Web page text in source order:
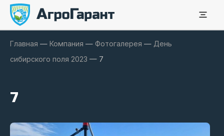
Главная — Компания — Фотогалерея — День
сибирского поля 2023 — 7
7